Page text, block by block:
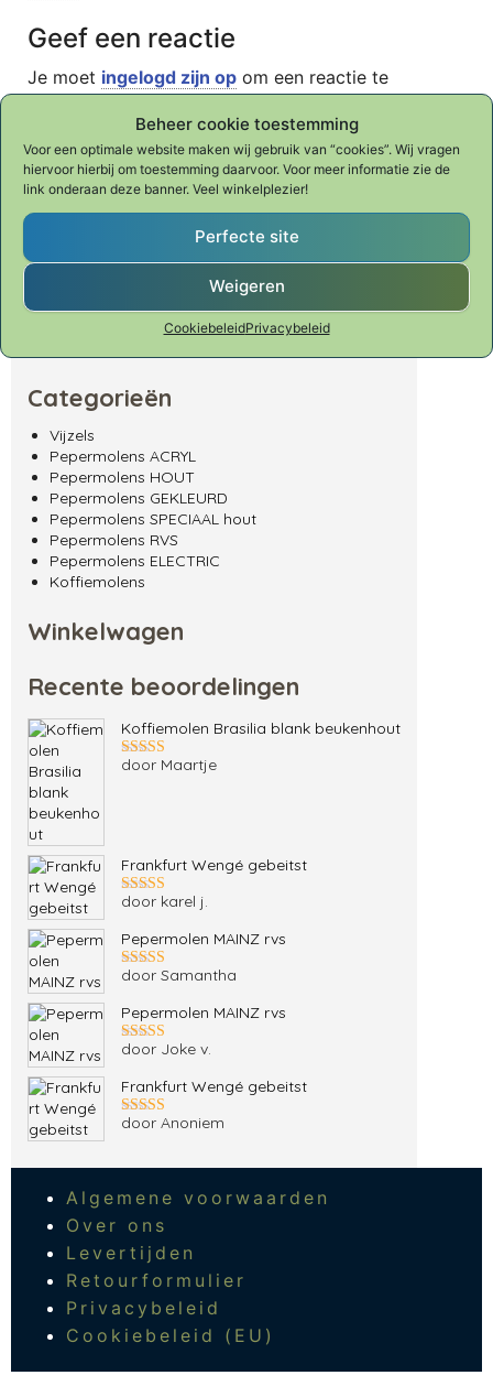
Beheer cookie toestemming
Voor een optimale website maken wij gebruik van “cookies”. Wij vragen
hiervoor hierbij om toestemming daarvoor. Voor meer informatie zie de
link onderaan deze banner. Veel winkelplezier!
Perfecte site
Weigeren
CookiebeleidPrivacybeleid
Geef een reactie
Je moet ingelogd zijn op om een reactie te
Waar ben je naar op zoek?
Zoeken naar:
Zoeken
Categorieën
Vijzels
Pepermolens ACRYL
Pepermolens HOUT
Pepermolens GEKLEURD
Pepermolens SPECIAAL hout
Pepermolens RVS
Pepermolens ELECTRIC
Koffiemolens
Winkelwagen
Recente beoordelingen
Koffiemolen Brasilia blank beukenhout
Gewaardeerd
door Maartje
Frankfurt Wengé gebeitst
Gewaardeerd
door karel j.
Pepermolen MAINZ rvs
Gewaardeerd
door Samantha
Pepermolen MAINZ rvs
Gewaardeerd
door Joke v.
Frankfurt Wengé gebeitst
Gewaardeerd
door Anoniem
Algemene voorwaarden
Over ons
Levertijden
Retourformulier
Privacybeleid
Cookiebeleid (EU)